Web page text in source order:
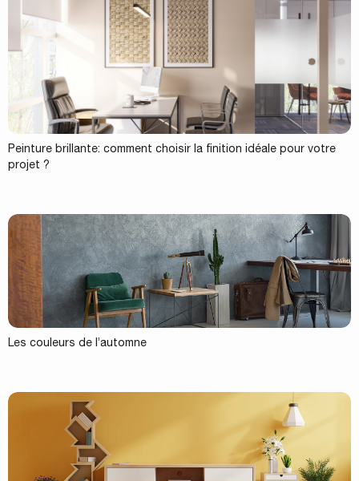
Peinture brillante: comment choisir la finition idéale pour votre
projet ?
Les couleurs de l’automne